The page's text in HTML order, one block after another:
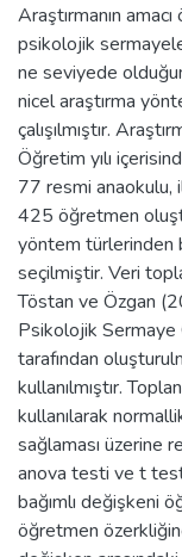
Araştırmanın
psikolojik
ne seviyede
nicel araştırma
çalışılmıştır.
Öğretim yılı
77 resmi
425 öğretmen
yöntem türlerinden
seçilmiştir. Veri
Töstan ve Özgan
Psikolojik
tarafından
kullanılmıştır.
kullanılarak
sağlaması üzerine
anova testi ve t
bağımlı değişkeni
öğretmen